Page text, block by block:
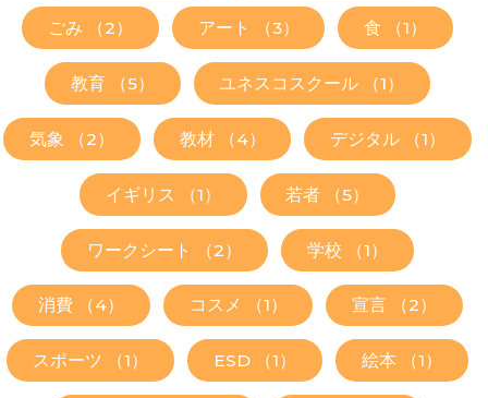
ごみ （2） アート （3） 食 （1）
教育 （5） ユネスコスクール （1）
気象 （2） 教材 （4） デジタル （1）
イギリス （1） 若者 （5）
ワークシート （2） 学校 （1）
消費 （4） コスメ （1） 宣言 （2）
スポーツ （1） ESD （1） 絵本 （1）